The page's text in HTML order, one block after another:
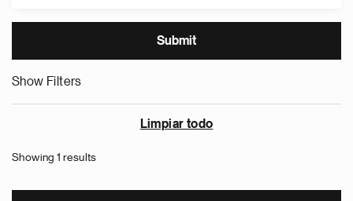
Show Filters
Limpiar todo
Showing 1 results